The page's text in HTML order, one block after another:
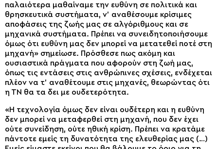
παλαιότερα μαθαίναμε την ευθύνη σε πολιτικά και
θρησκευτικά συστήματα, ν’ αναθέσουμε κρίσιμες
αποφάσεις της ζωής μας σε αλγόριθμους και σε
μηχανικά συστήματα. Πρέπει να συνειδητοποιήσουμε
όμως ότι ευθύνη μας δεν μπορεί να μετατεθεί ποτέ στη
μηχανή» σημείωσε. Πρόσθεσε πως ακόμη και
ουσιαστικά πράγματα που αφορούν στη ζωή μας,
όπως τις εντάσεις στις ανθρώπινες σχέσεις, ενδέχεται
πλέον να τ’ αναθέτουμε στις μηχανές, θεωρώντας ότι
η ΤΝ θα τα δει με ουδετερότητα.
«Η τεχνολογία όμως δεν είναι ουδέτερη και η ευθύνη
δεν μπορεί να μεταφερθεί στη μηχανή, που δεν έχει
ούτε συνείδηση, ούτε ηθική κρίση. Πρέπει να κρατάμε
πάντοτε εμείς τη δυνατότητα της ελευθερίας μας (…)